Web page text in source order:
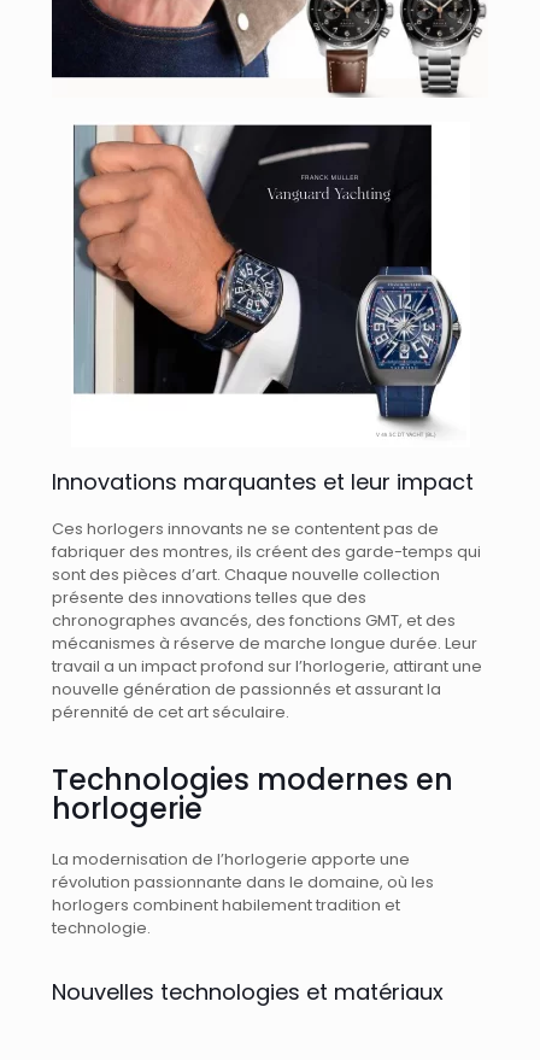
Innovations marquantes et leur impact
Ces horlogers innovants ne se contentent pas de
fabriquer des montres, ils créent des garde-temps qui
sont des pièces d’art. Chaque nouvelle collection
présente des innovations telles que des
chronographes avancés, des fonctions GMT, et des
mécanismes à réserve de marche longue durée. Leur
travail a un impact profond sur l’horlogerie, attirant une
nouvelle génération de passionnés et assurant la
pérennité de cet art séculaire.
Technologies modernes en
horlogerie
La modernisation de l’horlogerie apporte une
révolution passionnante dans le domaine, où les
horlogers combinent habilement tradition et
technologie.
Nouvelles technologies et matériaux